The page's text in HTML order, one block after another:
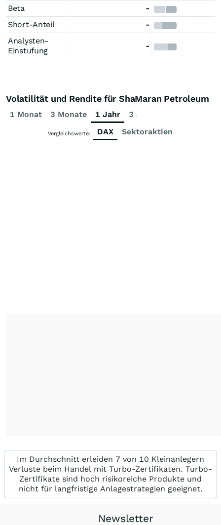
Beta
-
Short-Anteil
-
Analysten-
Einstufung
-
Volatilität und Rendite für ShaMaran Petroleum
1 Monat 3 Monate 1 Jahr 3 Jahre
Vergleichswerte: DAX Sektoraktien
Im Durchschnitt erleiden 7 von 10 Kleinanlegern
Verluste beim Handel mit Turbo-Zertifikaten. Turbo-
Zertifikate sind hoch risikoreiche Produkte und
nicht für langfristige Anlagestrategien geeignet.
Newsletter